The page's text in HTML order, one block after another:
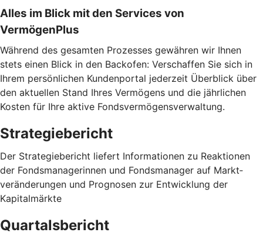
Alles im Blick mit den Services von
VermögenPlus
Während des gesamten Prozesses gewähren wir Ihnen
stets einen Blick in den Backofen: Verschaffen Sie sich in
Ihrem persönlichen Kundenportal jederzeit Überblick über
den aktuellen Stand Ihres Vermögens und die jährlichen
Kosten für Ihre aktive Fondsvermögensverwaltung.
Strategiebericht
Der Strategiebericht liefert Informationen zu Reaktionen
der Fondsmanagerinnen und Fondsmanager auf Markt­
veränderungen und Prognosen zur Entwicklung der
Kapitalmärkte
Quartalsbericht